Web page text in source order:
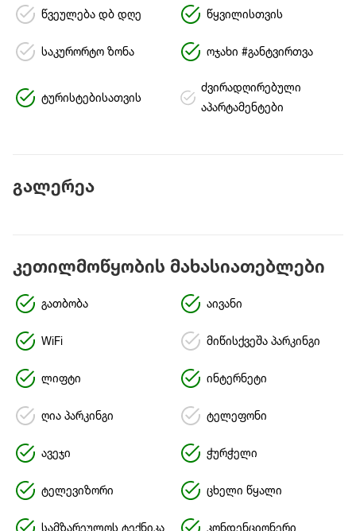
წვეულება დბ დღე წყვილისთვის
საკურორტო ზონა ოჯახი #განტვირთვა
ტურისტებისათვის
ძვირადღირებული
აპარტამენტები
გალერეა
კეთილმოწყობის მახასიათებლები
გათბობა აივანი
WiFi მიწისქვეშა პარკინგი
ლიფტი ინტერნეტი
ღია პარკინგი ტელეფონი
ავეჯი ჭურჭელი
ტელევიზორი ცხელი წყალი
სამზარეულოს ტექნიკა კონდენციონერი